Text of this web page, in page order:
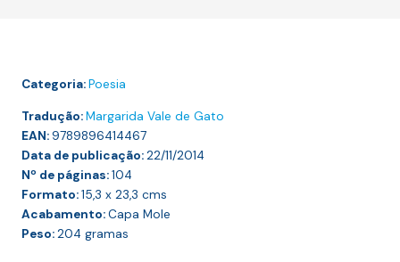
Categoria:Poesia
Tradução:Margarida Vale de Gato
EAN:9789896414467
Data de publicação:22/11/2014
Nº de páginas:104
Formato:15,3 x 23,3 cms
Acabamento:Capa Mole
Peso:204 gramas